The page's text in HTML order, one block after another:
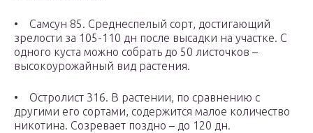
• Самсун 85. Среднеспелый сорт, достигающий
зрелости за 105-110 дн после высадки на участке. С
одного куста можно собрать до 50 листочков –
высокоурожайный вид растения.
• Остролист 316. В растении, по сравнению с
другими его сортами, содержится малое количество
никотина. Созревает поздно – до 120 дн.